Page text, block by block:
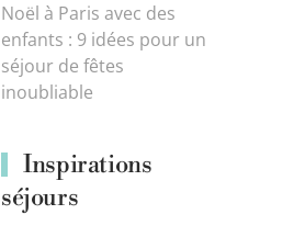
Noël à Paris avec des
enfants : 9 idées pour un
séjour de fêtes
inoubliable
Inspirations
séjours